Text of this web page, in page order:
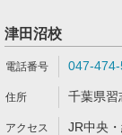
津田沼校
047-
千葉県習
JR中央